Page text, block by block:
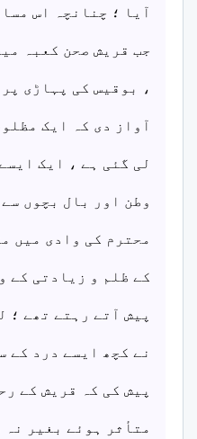
آیا ؛ چنانچہ اس
جب قریش صحن کعبہ
، بوقیس کی پہاڑی
آواز دی کہ ایک
لی گئی ہے ، ایک
وطن اور بال بچوں
محترم کی وادی میں
کے ظلم و زیادتی کے
پیش آتے رہتے تھے ؛
نے کچھ ایسے درد کے
پیش کی کہ قریش کے
متأثر ہوئے بغیر نہ